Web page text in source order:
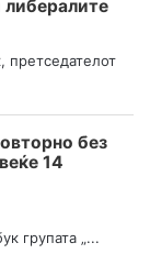
либералите
без
14
групата „...